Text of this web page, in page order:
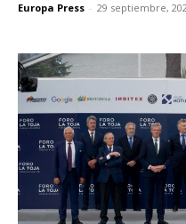
Europa Press - 29 septiembre,